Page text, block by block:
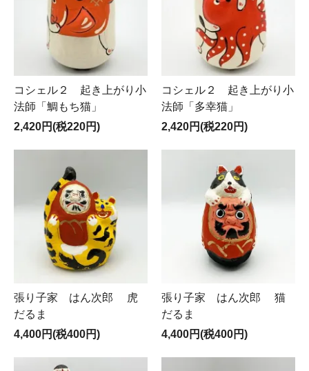
コシェル２ 起き上がり小
法師「鯛もち猫」
2,420円(税220円)
コシェル２ 起き上がり小
法師「多幸猫」
2,420円(税220円)
張り子家 はん次郎 虎
だるま
4,400円(税400円)
張り子家 はん次郎 猫
だるま
4,400円(税400円)